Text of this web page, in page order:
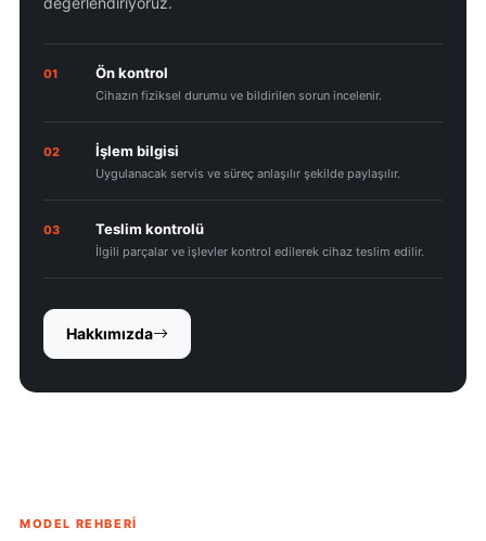
01 Ön kontrol
Cihazın fiziksel durumu ve bildirilen sorun incelenir.
02 İşlem bilgisi
Uygulanacak servis ve süreç anlaşılır şekilde paylaşılır.
03 Teslim kontrolü
İlgili parçalar ve işlevler kontrol edilerek cihaz teslim edilir.
Hakkımızda
MODEL REHBERI